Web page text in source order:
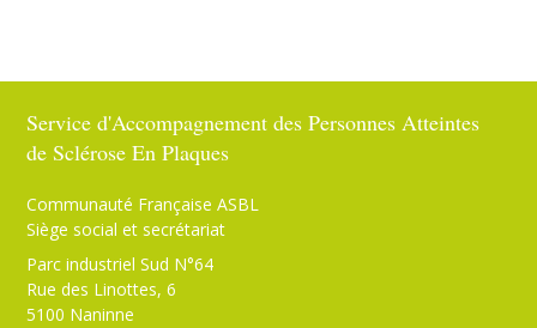
Service d'Accompagnement des Personnes Atteintes
de Sclérose En Plaques
Communauté Française ASBL
Siège social et secrétariat
Parc industriel Sud N°64
Rue des Linottes, 6
5100 Naninne